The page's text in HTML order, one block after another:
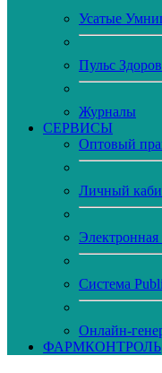
Усатые
Пульс
Журналы
CЕРВИСЫ
Оптовый
Личный
Электронная
Система
Онлайн-
ФАРМКОНТРОЛЬ